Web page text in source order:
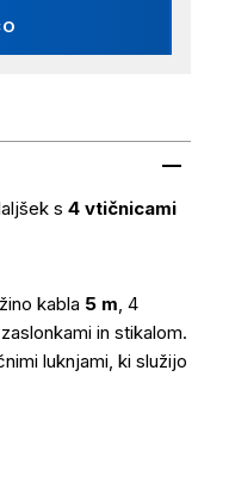
s 4 vtičnicami
kabla 5 m, 4
in stikalom.
luknjami, ki služijo